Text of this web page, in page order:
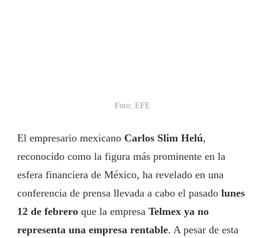
Foto: EFE
El empresario mexicano Carlos Slim Helú,
reconocido como la figura más prominente en la
esfera financiera de México, ha revelado en una
conferencia de prensa llevada a cabo el pasado lunes
12 de febrero que la empresa Telmex ya no
representa una empresa rentable. A pesar de esta